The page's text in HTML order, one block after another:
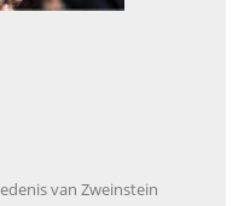
van Zweinstein